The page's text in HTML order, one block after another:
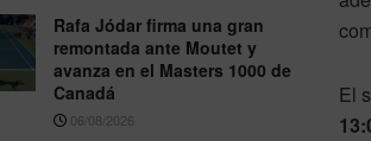
Rafa Jódar firma una gran
remontada ante Moutet y
avanza en el Masters 1000 de
Canadá
06/08/2026
El